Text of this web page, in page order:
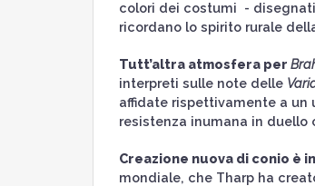
colori dei costumi -
ricordano lo spirito rurale
Tutt’altra atmosfera per
interpreti sulle note delle
affidate rispettivamente a un
resistenza inumana in
Creazione nuova di conio è
mondiale, che Tharp ha